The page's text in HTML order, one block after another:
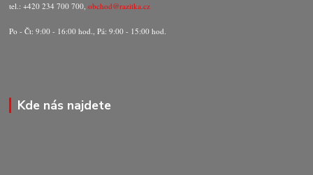
tel.: +420 234 700 700,obchod@razitka.cz
Po - Čt: 9:00 - 16:00 hod., Pá: 9:00 - 15:00 hod.
Kde nás najdete